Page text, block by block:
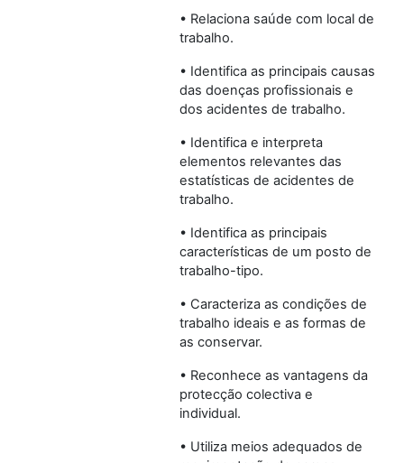
• Relaciona saúde com local de
trabalho.
• Identifica as principais causas
das doenças profissionais e
dos acidentes de trabalho.
• Identifica e interpreta
elementos relevantes das
estatísticas de acidentes de
trabalho.
• Identifica as principais
características de um posto de
trabalho-tipo.
• Caracteriza as condições de
trabalho ideais e as formas de
as conservar.
• Reconhece as vantagens da
protecção colectiva e
individual.
• Utiliza meios adequados de